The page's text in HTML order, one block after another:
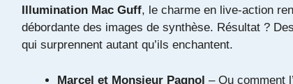
Illumination Mac Guff, le charme en live-action
débordante des images de synthèse. Résultat ?
qui surprennent autant qu’ils enchantent.
Marcel et Monsieur Pagnol – Ou comment